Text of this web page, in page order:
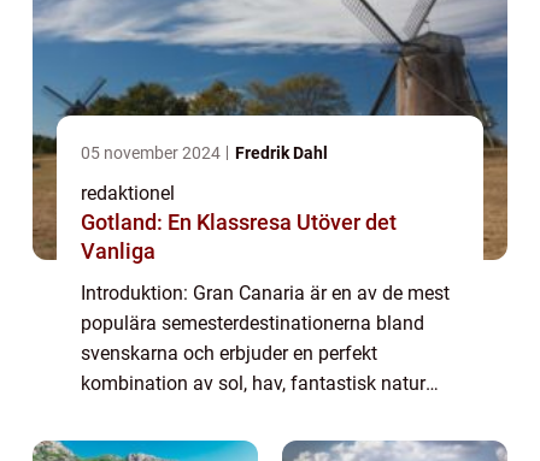
05 november 2024 Fredrik Dahl
redaktionel
Gotland: En Klassresa Utöver det
Vanliga
Introduktion: Gran Canaria är en av de mest
populära semesterdestinationerna bland
svenskarna och erbjuder en perfekt
kombination av sol, hav, fantastisk natur
belägen i Atlanten utanför Afrikas kust, är ett